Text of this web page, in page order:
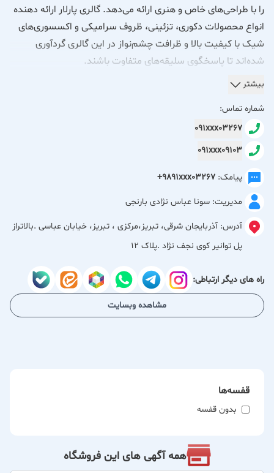
را با طراحی‌های خاص و هنری ارائه می‌دهد. گالری پارلار ارائه دهنده
انواع محصولات دکوری، تزئینی، ظروف سرامیکی و اکسسوری‌های
شیک با کیفیت بالا و ظرافت چشم‌نواز در این گالری گردآوری
شده‌اند تا پاسخگوی سلیقه‌های متفاوت باشند.
استفاده روزمره را در فضایی هنری و دل‌نشین انتخاب کنید. این
عزیزان است.
بیشتر
شماره تماس:
091xxx03267
091xxx09103
پیامک: +9891xxx03267
مدیریت: سونا عباس نژادی بارنجی
آدرس: آذربایجان شرقی، تبریز،مرکزی ، تبریز، خیابان عباسی .بالاتراز
پل توانیر کوی نجف نژاد .پلاک ۱۲
راه های دیگر ارتباطی:
مشاهده وبسایت
قفسه‌ها
بدون قفسه
همه آگهی های این فروشگاه